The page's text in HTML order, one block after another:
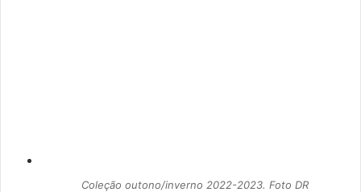
Coleção outono/inverno 2022-2023. Foto DR